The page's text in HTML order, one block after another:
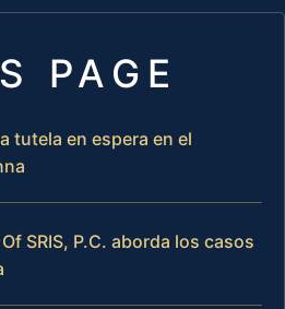
PAGE
tutela en espera en el
SRIS, P.C. aborda los casos